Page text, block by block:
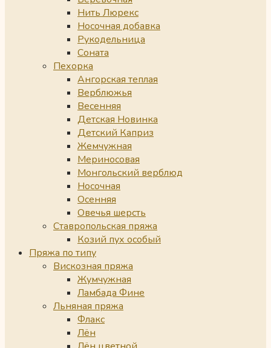
Нить Люрекс
Носочная добавка
Рукодельница
Соната
Пехорка
Ангорская теплая
Верблюжья
Весенняя
Детская Новинка
Детский Каприз
Жемчужная
Мериносовая
Монгольский верблюд
Носочная
Осенняя
Овечья шерсть
Ставропольская пряжа
Козий пух особый
Пряжа по типу
Вискозная пряжа
Жумчужная
Ламбада Фине
Льняная пряжа
Флакс
Лён